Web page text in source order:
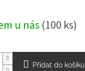
u nás (100 ks)
Přidat do košíku